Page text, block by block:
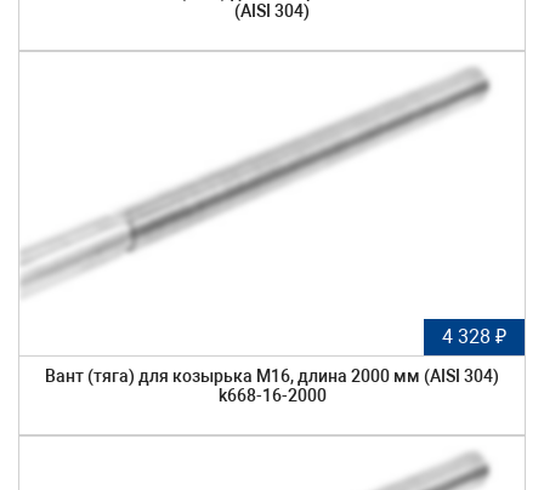
(AISI 304)
4 328 ₽
Вант (тяга) для козырька М16, длина 2000 мм (AISI 304)
k668-16-2000